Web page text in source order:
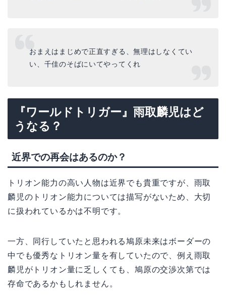
おまえはまじめで正直すぎる、無理はしなくてい
い、千佳のそばにいてやってくれ
『ワールドトリガー』雨取麟児はど
うなる？
近界での再会はあるのか？
トリオン能力の高い人物は近界でも貴重ですが、雨取
麟児のトリオン能力については描写がないため、大切
に扱われているかは不明です。
一方、同行していたと思われる鳩原未来はボーダーの
中でも優秀なトリオン量を有していたので、例え雨取
麟児がトリオン量に乏しくても、鳩原の交渉次第では
存命であるかもしれません。